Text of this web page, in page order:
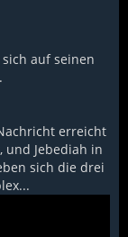
auf seinen
erreicht
und Jebediah in
sich die drei